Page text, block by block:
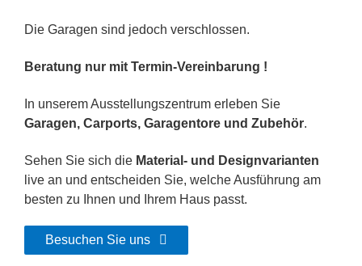
Die Garagen sind jedoch verschlossen.
Beratung nur mit Termin-Vereinbarung !
In unserem Ausstellungszentrum erleben Sie
Garagen, Carports, Garagentore und Zubehör.
Sehen Sie sich die Material- und Designvarianten
live an und entscheiden Sie, welche Ausführung am
besten zu Ihnen und Ihrem Haus passt.
Besuchen Sie uns